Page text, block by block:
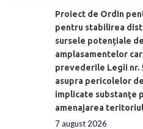
Proiect de Ordin
pentru stabilirea
sursele potențiale
amplasamentelor
prevederile Legii nr.
asupra pericolelor
implicate substanţe
amenajarea
7 august 2026